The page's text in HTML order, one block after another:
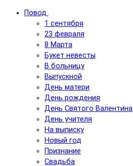
Повод
1 сентября
23 февраля
8 Марта
Букет невесты
В больницу
Выпускной
День матери
День рождения
День Святого Валентина
День учителя
На выписку
Новый год
Признание
Свадьба